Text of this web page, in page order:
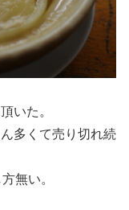
いた。
多くて売り切れ続
無い。